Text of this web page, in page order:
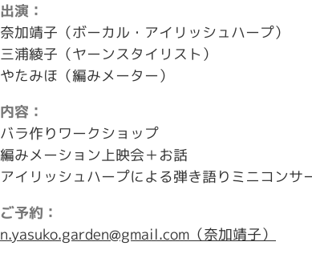
出演：
奈加靖子（ボーカル・アイリッシュハープ）
三浦綾子（ヤーンスタイリスト）
やたみほ（編みメーター）
内容：
バラ作りワークショップ
編みメーション上映会＋お話
アイリッシュハープによる弾き語りミニコンサ
ご予約：
n.yasuko.garden@gmail.com（奈加靖子）